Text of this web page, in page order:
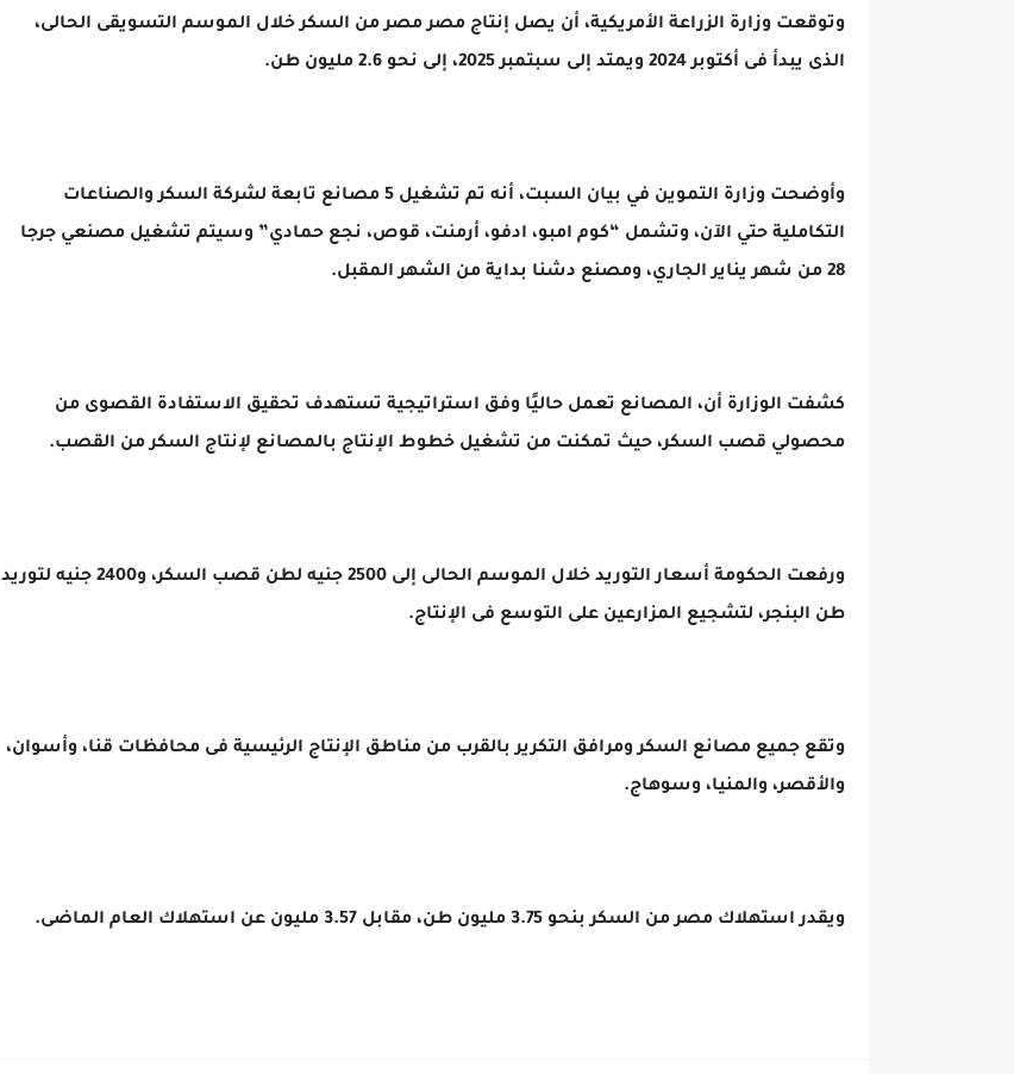
وتوقعت وزارة الزراعة الأمريكية، أن يصل إنتاج مصر مصر من السكر خلال الموسم التسويقى الحالى،
الذى يبدأ فى أكتوبر 2024 ويمتد إلى سبتمبر 2025، إلى نحو 2.6 مليون طن.
وأوضحت وزارة التموين في بيان السبت، أنه تم تشغيل 5 مصانع تابعة لشركة السكر والصناعات
التكاملية حتي الآن، وتشمل “كوم امبو، ادفو، أرمنت، قوص، نجع حمادي” وسيتم تشغيل مصنعي جرجا
28 من شهر يناير الجاري، ومصنع دشنا بداية من الشهر المقبل.
كشفت الوزارة أن، المصانع تعمل حاليًا وفق استراتيجية تستهدف تحقيق الاستفادة القصوى من
محصولي قصب السكر، حيث تمكنت من تشغيل خطوط الإنتاج بالمصانع لإنتاج السكر من القصب.
ورفعت الحكومة أسعار التوريد خلال الموسم الحالى إلى 2500 جنيه لطن قصب السكر، و2400 جنيه لتوريد
طن البنجر، لتشجيع المزارعين على التوسع فى الإنتاج.
وتقع جميع مصانع السكر ومرافق التكرير بالقرب من مناطق الإنتاج الرئيسية فى محافظات قنا، وأسوان،
والأقصر، والمنيا، وسوهاج.
ويقدر استهلاك مصر من السكر بنحو 3.75 مليون طن، مقابل 3.57 مليون عن استهلاك العام الماضى.